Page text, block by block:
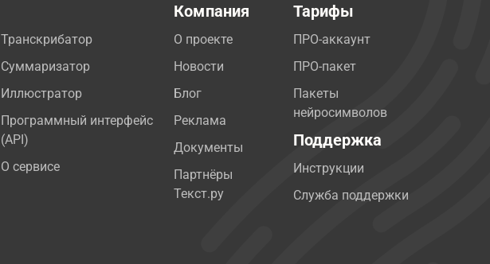
Транскрибатор
Суммаризатор
Иллюстратор
Программный интерфейс
(API)
О сервисе
Компания
О проекте
Новости
Блог
Реклама
Документы
Партнёры
Текст.ру
Тарифы
ПРО-аккаунт
ПРО-пакет
Пакеты
нейросимволов
Поддержка
Инструкции
Служба поддержки